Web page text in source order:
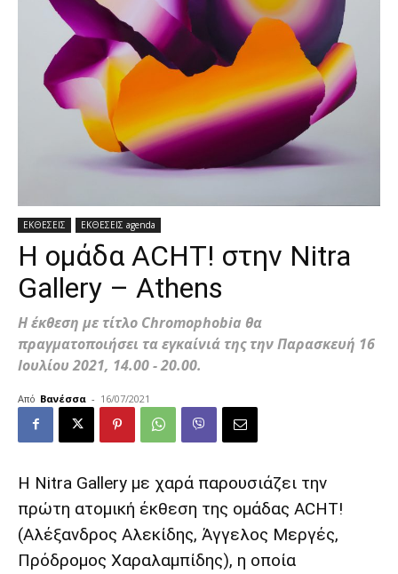
ΕΚΘΕΣΕΙΣ ΕΚΘΕΣΕΙΣ agenda
H ομάδα ACHT! στην Nitra
Gallery – Athens
Η έκθεση με τίτλο Chromophobia θα
πραγματοποιήσει τα εγκαίνιά της την Παρασκευή 16
Ιουλίου 2021, 14.00 - 20.00.
Από Βανέσσα - 16/07/2021
H Nitra Gallery με χαρά παρουσιάζει την
πρώτη ατομική έκθεση της ομάδας ACHT!
(Αλέξανδρος Αλεκίδης, Άγγελος Μεργές,
Πρόδρομος Χαραλαμπίδης), η οποία